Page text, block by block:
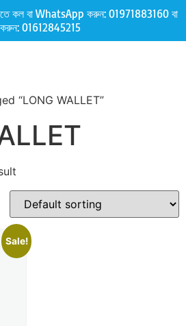
কল বা WhatsApp করুন: 01971883160বা
01612845215
“LONG WALLET”
Sale!